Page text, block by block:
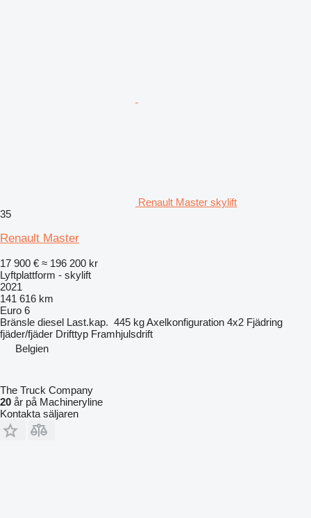
Renault Master skylift
35
Renault Master
17 900 € ≈ 196 200 kr
Lyftplattform - skylift
2021
141 616 km
Euro 6
Bränsle diesel Last.kap. 445 kgAxelkonfiguration 4x2 Fjädring
fjäder/fjäder Drifttyp Framhjulsdrift
Belgien
The Truck Company
20 år på Machineryline
Kontakta säljaren